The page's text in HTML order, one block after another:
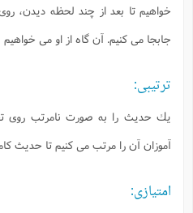
خواهيم تا بعد از چند لحظه ديدن، روى
جابجا مى كنيم. آن گاه از او مى
ترتيبى:
يك حديث را به صورت نامرتب روى
آموزان آن را مرتب مى كنيم تا حديث
امتيازى: